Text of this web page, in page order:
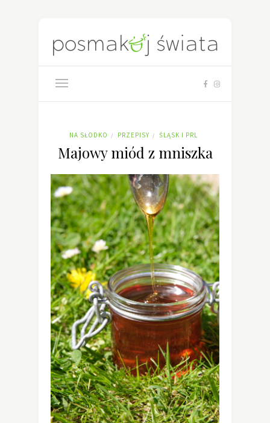
NA SŁODKO / PRZEPISY / ŚLĄSK I PRL
Majowy miód z mniszka